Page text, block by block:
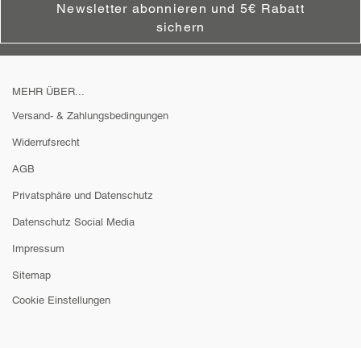
Newsletter abonnieren und 5€ Rabatt
sichern
MEHR ÜBER...
Versand- & Zahlungsbedingungen
Widerrufsrecht
AGB
Privatsphäre und Datenschutz
Datenschutz Social Media
Impressum
Sitemap
Cookie Einstellungen